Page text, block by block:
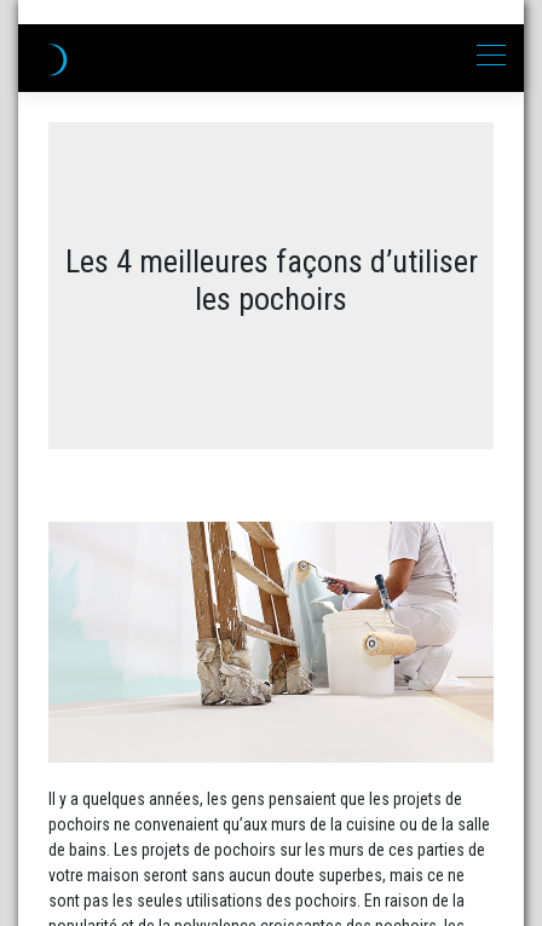
Les 4 meilleures façons d’utiliser
les pochoirs
Il y a quelques années, les gens pensaient que les projets de
pochoirs ne convenaient qu’aux murs de la cuisine ou de la salle
de bains. Les projets de pochoirs sur les murs de ces parties de
votre maison seront sans aucun doute superbes, mais ce ne
sont pas les seules utilisations des pochoirs. En raison de la